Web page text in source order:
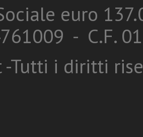
euro
- C.F.
-Tutti i diritti